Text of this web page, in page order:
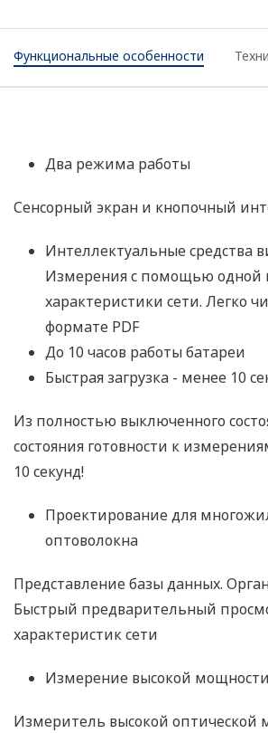
Функциональные особенности
Два режима работы
Сенсорный экран и кнопочный
Интеллектуальные средства
Измерения с помощью одной
характеристики сети. Легко
формате PDF
До 10 часов работы батареи
Быстрая загрузка - менее 10
Из полностью выключенного
состояния готовности к
10 секунд!
Проектирование для
оптоволокна
Представление базы данных.
Быстрый предварительный
характеристик сети
Измерение высокой мощности
Измеритель высокой оптической